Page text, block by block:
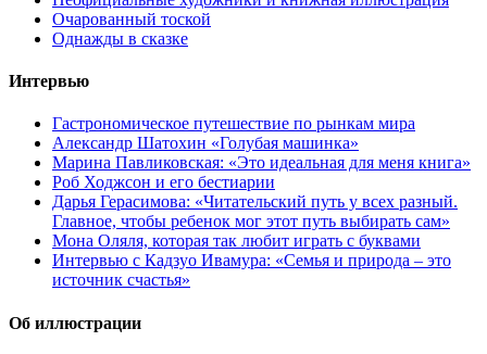
Очарованный тоской
Однажды в сказке
Интервью
Гастрономическое путешествие по рынкам мира
Александр Шатохин «Голубая машинка»
Марина Павликовская: «Это идеальная для меня книга»
Роб Ходжсон и его бестиарии
Дарья Герасимова: «Читательский путь у всех разный.
Главное, чтобы ребенок мог этот путь выбирать сам»
Мона Оляля, которая так любит играть с буквами
Интервью с Кадзуо Ивамура: «Семья и природа – это
источник счастья»
Об иллюстрации